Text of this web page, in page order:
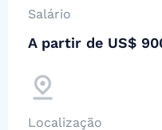
Salário
A partir de US$
Localização